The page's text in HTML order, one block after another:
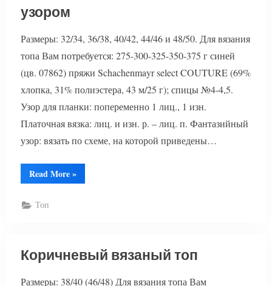
узором
Размеры: 32/34, 36/38, 40/42, 44/46 и 48/50. Для вязания
топа Вам потребуется: 275-300-325-350-375 г синей
(цв. 07862) пряжи Schachenmayr select COUTURE (69%
хлопка, 31% полиэстера, 43 м/25 г); спицы №4-4,5.
Узор для планки: попеременно 1 лиц., 1 изн.
Платочная вязка: лиц. и изн. р. – лиц. п. Фантазийный
узор: вязать по схеме, на которой приведены…
Read More“Вязание
топа
»
Топ
Коричневый вязаный топ
Размеры: 38/40 (46/48) Для вязания топа Вам